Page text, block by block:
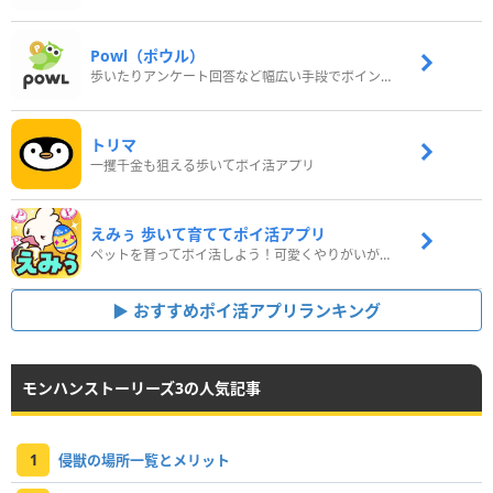
Powl（ポウル）
歩いたりアンケート回答など幅広い手段でポイントをゲット
トリマ
一攫千金も狙える歩いてポイ活アプリ
えみぅ 歩いて育ててポイ活アプリ
ペットを育ってポイ活しよう！可愛くやりがいがある新感覚アプリ
おすすめポイ活アプリランキング
モンハンストーリーズ3の人気記事
1 侵獣の場所一覧とメリット